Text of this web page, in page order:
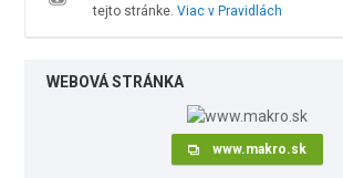
tejto stránke. Viac v Pravidlách
WEBOVÁ STRÁNKA
www.makro.sk